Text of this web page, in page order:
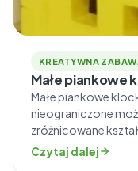
KREATYWNA
Małe piankowe
Małe piankowe
nieograniczone
zróżnicowane
wyobraźnię.
maluchom
Czytaj dalej